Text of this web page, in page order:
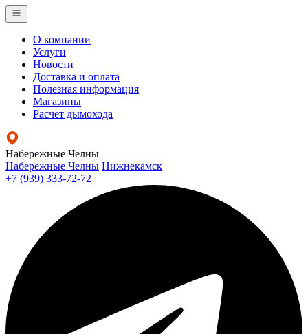
О компании
Услуги
Новости
Доставка и оплата
Полезная информация
Магазины
Расчет дымохода
Набережные Челны
Набережные Челны Нижнекамск
+7 (939) 333-72-72